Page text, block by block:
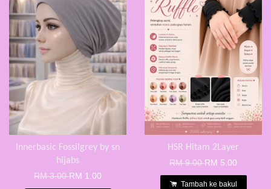
Innerbasic Fossilgrey by sn
hijabs
RM 3.00RM 1.00
HSR Hitam 2Layer
RM 9.00RM 5.00
Tambah ke bakul